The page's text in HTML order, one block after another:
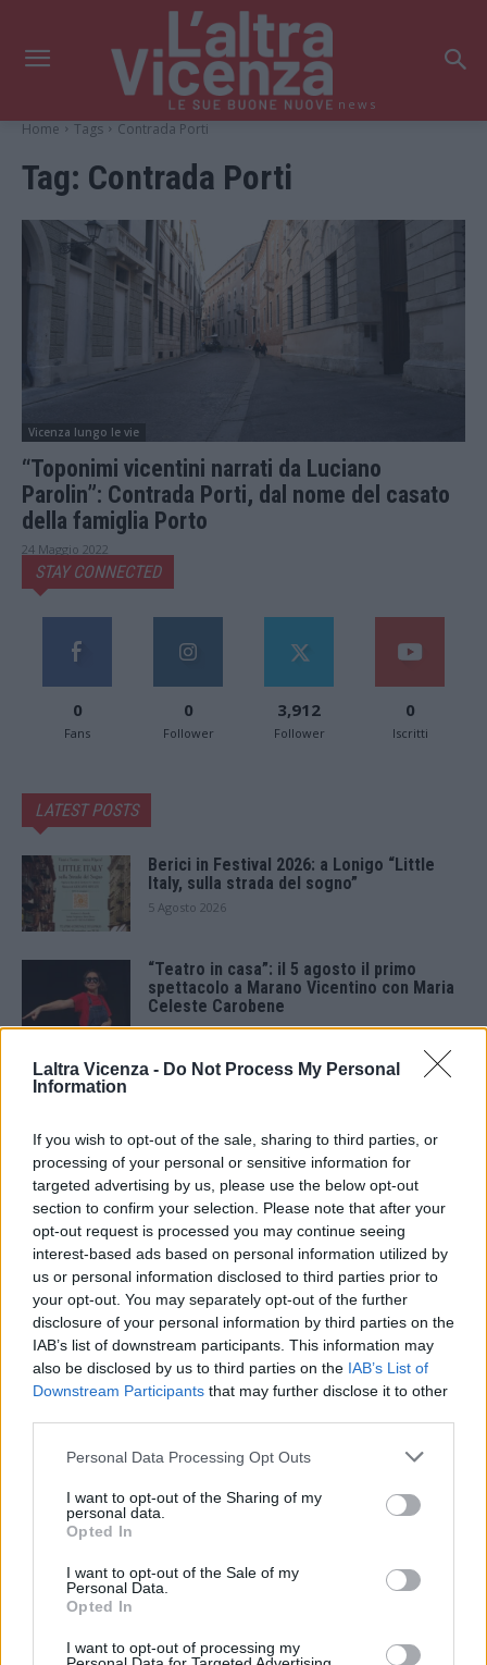
Laltra Vicenza - Do Not Process My Personal
Information
If you wish to opt-out of the sale, sharing to third parties, or
processing of your personal or sensitive information for
targeted advertising by us, please use the below opt-out
section to confirm your selection. Please note that after your
opt-out request is processed you may continue seeing
interest-based ads based on personal information utilized by
us or personal information disclosed to third parties prior to
your opt-out. You may separately opt-out of the further
disclosure of your personal information by third parties on the
IAB’s list of downstream participants. This information may
also be disclosed by us to third parties on the IAB’s List of
Downstream Participants that may further disclose it to other
Personal Data Processing Opt Outs
I want to opt-out of the Sharing of my
personal data.
Opted In
I want to opt-out of the Sale of my
Personal Data.
Opted In
I want to opt-out of processing my
news
Home Tags Contrada Porti
Tag: Contrada Porti
Vicenza lungo le vie
“Toponimi vicentini narrati da Luciano
Parolin”: Contrada Porti, dal nome del casato
della famiglia Porto
24 Maggio 2022
STAY CONNECTED
0
Fans
0
Follower
3,912
Follower
0
Iscritti
LATEST POSTS
Berici in Festival 2026: a Lonigo “Little
Italy, sulla strada del sogno”
5 Agosto 2026
“Teatro in casa”: il 5 agosto il primo
spettacolo a Marano Vicentino con Maria
Celeste Carobene
4 Agosto 2026
Salotti Urbani 2026 al Bixio di Vicenza:
Vicenza, Gallerie d’Italia aperta e gratis
domenica 2 agosto
1 Agosto 2026
Teatro Popolare Veneto a Val Liona la
tragedia jazz “Così parlò Giosuè” di Artisti
Anonimi
31 Luglio 2026
Vicenza: aperta la mostra “Sacrario del
Pasubio 1926-2026. Memoria di un secolo”
30 Luglio 2026